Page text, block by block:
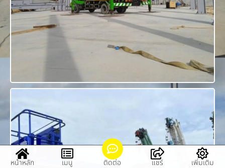
หน้าหลัก เมนู ติดต่อ แชร์ เพิ่มเติม